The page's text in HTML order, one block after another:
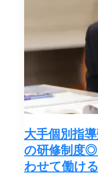
大手個別指
の研修制度
わせて働け